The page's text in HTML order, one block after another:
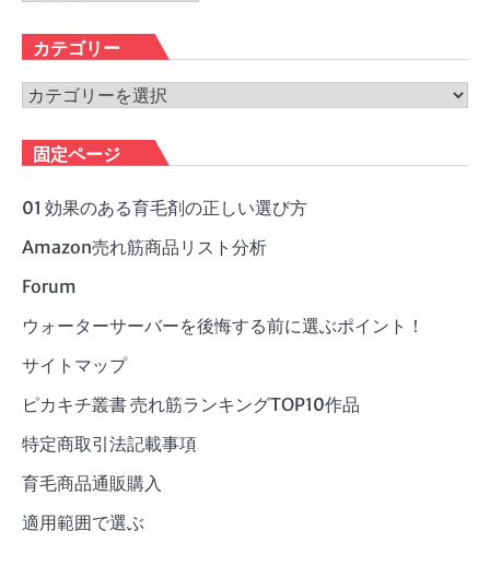
カ
イ
ブ
カテゴリー
カ
ゴ
リ
ー
固定ページ
01 効果のある育毛剤の正しい選び方
Amazon売れ筋商品リスト分析
Forum
ウォーターサーバーを後悔する前に選ぶポイント！
サイトマップ
ピカキチ叢書 売れ筋ランキングTOP10作品
特定商取引法記載事項
育毛商品通販購入
適用範囲で選ぶ